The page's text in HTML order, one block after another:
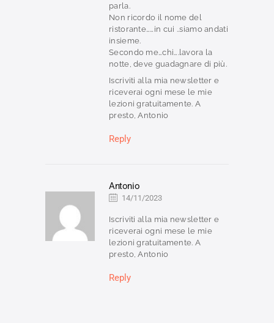
parla.
Non ricordo il nome del
ristorante……in cui ..siamo andati
insieme.
Secondo me…chi….lavora la
notte, deve guadagnare di più.
Iscriviti alla mia newsletter e
riceverai ogni mese le mie
lezioni gratuitamente. A
presto, Antonio
Reply
Antonio
14/11/2023
Iscriviti alla mia newsletter e
riceverai ogni mese le mie
lezioni gratuitamente. A
presto, Antonio
Reply